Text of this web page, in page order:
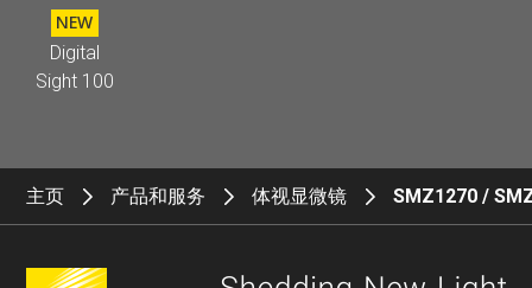
NEW
Digital
Sight 100
主页 产品和服务 体视显微镜 SMZ1270 /